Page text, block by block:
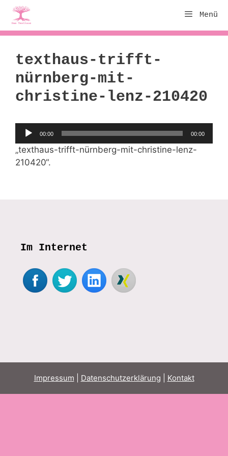
Zum
Inhalt
springen
Menü
texthaus-trifft-
nürnberg-mit-
christine-lenz-210420
Audio-
Player
00:00 00:00
„texthaus-trifft-nürnberg-mit-christine-lenz-
210420“.
Im Internet
Impressum Datenschutzerklärung Kontakt